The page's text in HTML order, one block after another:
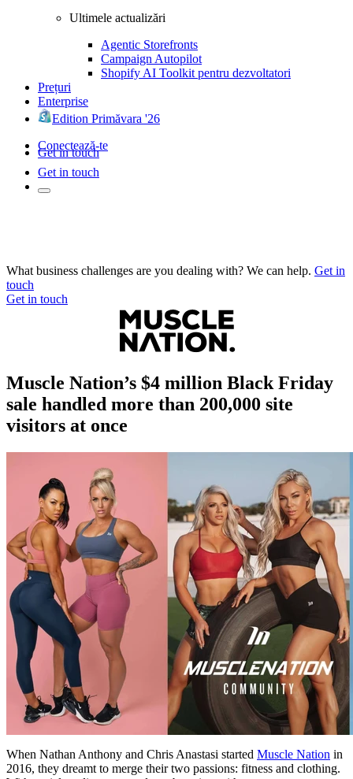
Ultimele actualizări
Agentic Storefronts
Campaign Autopilot
Shopify AI Toolkit pentru dezvoltatori
Prețuri
Enterprise
Edition Primăvara '26
Conectează-te
Get in touch
Get in touch
What business challenges are you dealing with? We can help. Get in
touch
Get in touch
Muscle Nation’s $4 million Black Friday
sale handled more than 200,000 site
visitors at once
When Nathan Anthony and Chris Anastasi started Muscle Nation in
2016, they dreamt to merge their two passions: fitness and clothing.